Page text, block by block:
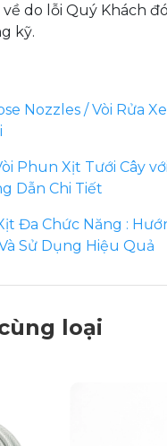
do lỗi Quý Khách
kỹ.
Nozzles / Vòi Rửa
Phun Xịt Tưới Cây
Dẫn Chi Tiết
Đa Chức Năng :
Sử Dụng Hiệu Quả
loại